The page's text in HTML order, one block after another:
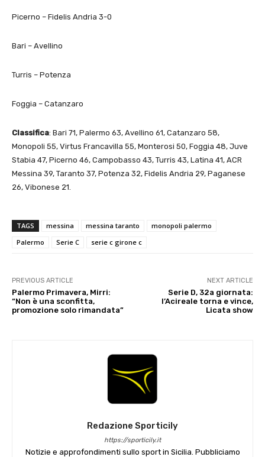
Picerno – Fidelis Andria 3-0
Bari – Avellino
Turris – Potenza
Foggia – Catanzaro
Classifica: Bari 71, Palermo 63, Avellino 61, Catanzaro 58,
Monopoli 55, Virtus Francavilla 55, Monterosi 50, Foggia 48, Juve
Stabia 47, Picerno 46, Campobasso 43, Turris 43, Latina 41, ACR
Messina 39, Taranto 37, Potenza 32, Fidelis Andria 29, Paganese
26, Vibonese 21.
TAGS messina messina taranto
monopoli palermo
Palermo
Serie C serie c girone c
PREVIOUS ARTICLE
Palermo Primavera, Mirri:
“Non è una sconfitta,
promozione solo rimandata”
NEXT ARTICLE
Serie D, 32a giornata:
l’Acireale torna e vince,
Licata show
Redazione Sporticily
https://sporticily.it
Notizie e approfondimenti sullo sport in Sicilia. Pubbliciamo